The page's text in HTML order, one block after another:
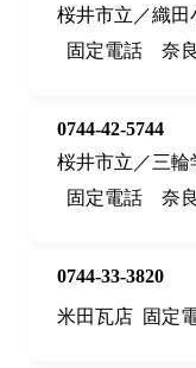
桜井市立／織田
固定電話
奈
0744-42-5744
桜井市立／三輪
固定電話
奈
0744-33-3820
米田瓦店 固定